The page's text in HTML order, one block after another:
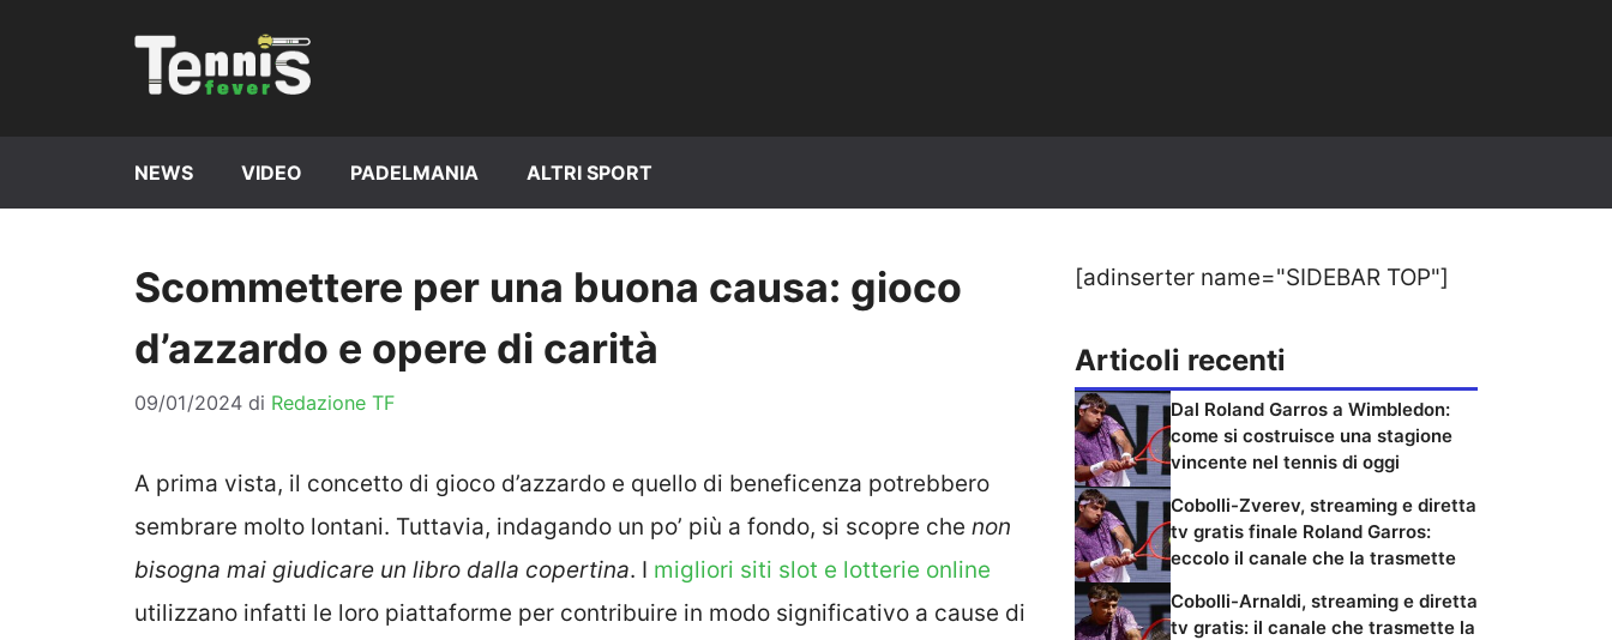
NEWS VIDEO PADELMANIA ALTRI SPORT
Scommettere per una buona causa: gioco
d’azzardo e opere di carità
09/01/2024 di Redazione TF
A prima vista, il concetto di gioco d’azzardo e quello di beneficenza potrebbero
sembrare molto lontani. Tuttavia, indagando un po’ più a fondo, si scopre che non
bisogna mai giudicare un libro dalla copertina. I migliori siti slot e lotterie online
utilizzano infatti le loro piattaforme per contribuire in modo significativo a cause di
[adinserter name="SIDEBAR TOP"]
Articoli recenti
Dal Roland Garros a Wimbledon:
come si costruisce una stagione
vincente nel tennis di oggi
Cobolli-Zverev, streaming e diretta
tv gratis finale Roland Garros:
eccolo il canale che la trasmette
Cobolli-Arnaldi, streaming e diretta
tv gratis: il canale che trasmette la